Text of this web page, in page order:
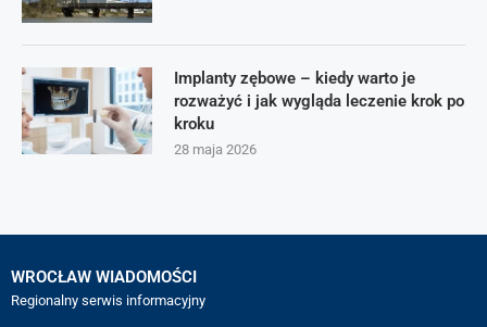
Implanty zębowe – kiedy warto je
rozważyć i jak wygląda leczenie krok po
kroku
28 maja 2026
WROCŁAW WIADOMOŚCI
Regionalny serwis informacyjny